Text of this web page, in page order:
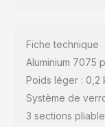
Fiche technique
Aluminium 7075
Poids léger : 0,2
Système de
3 sections